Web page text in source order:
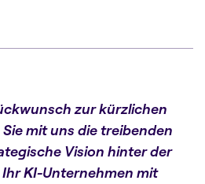
zur kürzlichen
mit uns die treibenden
Vision hinter der
KI-Unternehmen mit